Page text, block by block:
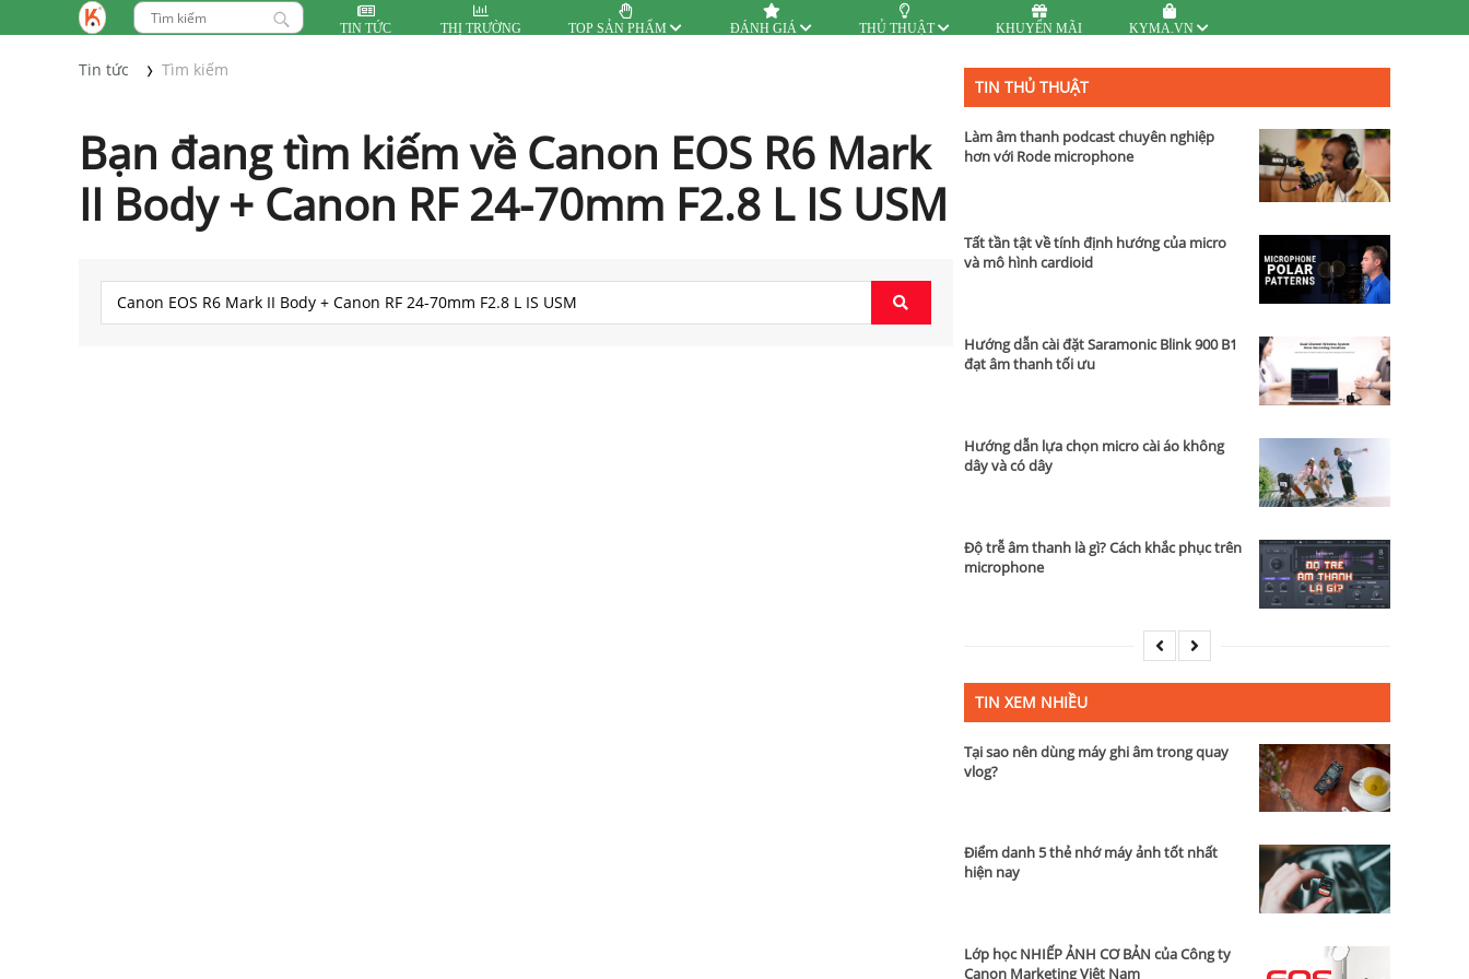
TIN TỨC THỊ TRƯỜNG TOP SẢN PHẨM ĐÁNH GIÁ THỦ THUẬT KHUYẾN MÃI KYMA.VN
Tin tức Tìm kiếm
Bạn đang tìm kiếm về Canon EOS R6 Mark
II Body + Canon RF 24-70mm F2.8 L IS USM
TIN THỦ THUẬT
Làm âm thanh podcast chuyên nghiệp
hơn với Rode microphone
Tất tần tật về tính định hướng của micro
và mô hình cardioid
Hướng dẫn cài đặt Saramonic Blink 900 B1
đạt âm thanh tối ưu
Hướng dẫn lựa chọn micro cài áo không
dây và có dây
Độ trễ âm thanh là gì? Cách khắc phục trên
microphone
TIN XEM NHIỀU
Tại sao nên dùng máy ghi âm trong quay
vlog?
Điểm danh 5 thẻ nhớ máy ảnh tốt nhất
hiện nay
Lớp học NHIẾP ẢNH CƠ BẢN của Công ty
Canon Marketing Việt Nam